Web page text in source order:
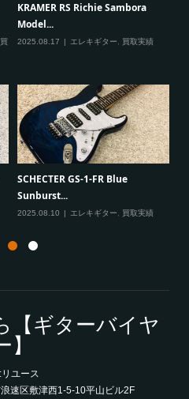
買
KRAMER RS Richie Sambora
Model...
2025.08.17 エレキギター, 買取実績
SCHECTER GS-1-FR Blue
Sunburst...
2025.08.10 エレキギター 買取実績
【ギターバイヤ
】
リユース
速区敷津西1-5-10平山ビル2F